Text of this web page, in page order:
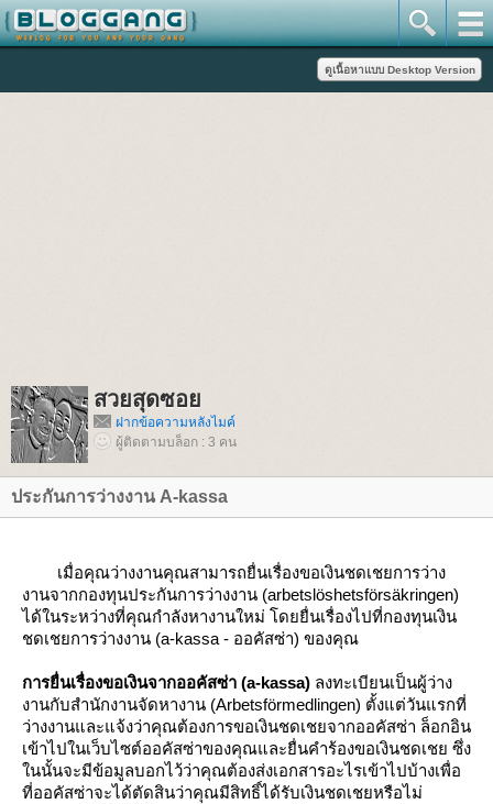
สวยสุดซอ
ฝากข้อความหลังไมค์
ผู้ติดตามบล็อก : 3 คน
ประกันการว่างงาน A-kassa
เมื่อคุณว่างงานคุณสามารถยื่นเรื่องขอเงินชดเชยการว่าง
งานจากกองทุนประกันการว่างงาน (arbetslöshetsförsäkringen)
ได้ในระหว่างที่คุณกำลังหางานใหม่ โดยยื่นเรื่องไปที่กองทุนเงิน
ชดเชยการว่างงาน (a-kassa - ออคัสซ่า) ของคุณ
การยื่นเรื่องขอเงินจากออคัสซ่า (a-kassa) ลงทะเบียนเป็นผู้ว่าง
งานกับสำนักงานจัดหางาน (Arbetsförmedlingen) ตั้งแต่วันแรกที่
ว่างงานและแจ้งว่าคุณต้องการขอเงินชดเชยจากออคัสซ่า ล็อกอิน
เข้าไปในเว็บไซต์ออคัสซ่าของคุณและยื่นคำร้องขอเงินชดเชย ซึ่ง
นนั้นจะมีข้อมูลบอกไว้ว่าคุณต้องส่งเอกสารอะไรเข้าไปบ้างเพื่อ
ที่ออคัสซ่าจะได้ตัดสินว่าคุณมีสิทธิ์ได้รับเงินชดเชยหรือไม่